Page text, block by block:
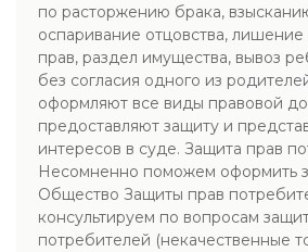
по расторжению брака,
оспаривание отцовства, лишение
прав, раздел имущества, вывоз
без согласия одного из
оформляют все виды правовой
предоставляют защиту и
интересов в суде. Защита прав
Несомненно поможем оформить
Общество Защиты прав
консультируем по вопросам
потребителей (некачественные